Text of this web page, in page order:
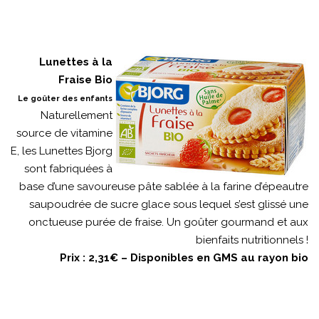
Lunettes à la
Fraise Bio
Le goûter des enfants
Naturellement
source de vitamine
E, les Lunettes Bjorg
sont fabriquées à
base d’une savoureuse pâte sablée à la farine d’épeautre
saupoudrée de sucre glace sous lequel s’est glissé une
onctueuse purée de fraise. Un goûter gourmand et aux
bienfaits nutritionnels !
Prix : 2,31€ – Disponibles en GMS au rayon bio